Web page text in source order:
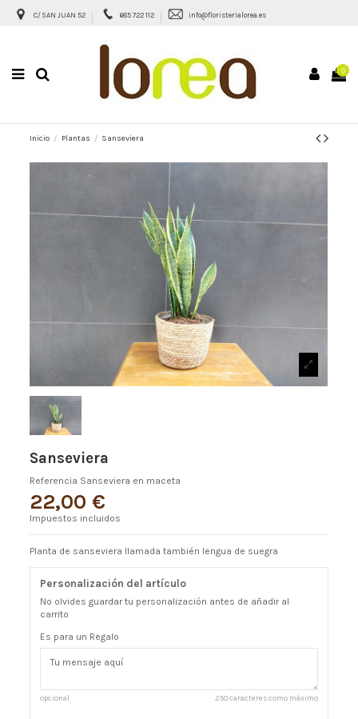
C/ SAN JUAN 52 685 722 112 info@floristerialorea.es
0
Inicio Plantas Sanseviera
Sanseviera
Referencia Sanseviera en maceta
22,00 €
Impuestos incluidos
Planta de sanseviera llamada también lengua de suegra
Personalización del artículo
No olvides guardar tu personalización antes de añadir al
carrito
Es para un Regalo
opcional 250 caracteres como máximo